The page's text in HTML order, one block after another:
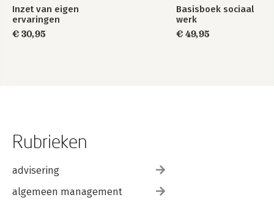
Inzet van eigen
ervaringen
€ 30,95
Basisboek sociaal
werk
€ 49,95
Rubrieken
advisering
algemeen management